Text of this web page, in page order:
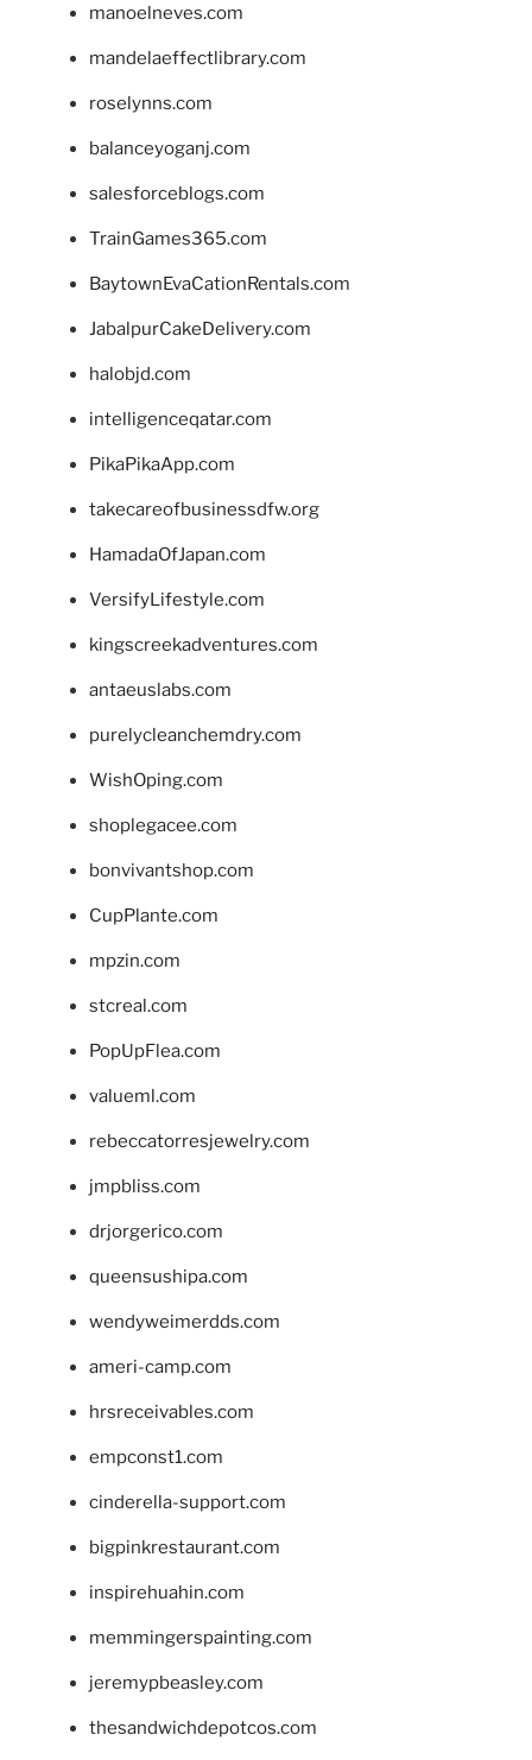
manoelneves.com
mandelaeffectlibrary.com
roselynns.com
balanceyoganj.com
salesforceblogs.com
TrainGames365.com
BaytownEvaCationRentals.com
JabalpurCakeDelivery.com
halobjd.com
intelligenceqatar.com
PikaPikaApp.com
takecareofbusinessdfw.org
HamadaOfJapan.com
VersifyLifestyle.com
kingscreekadventures.com
antaeuslabs.com
purelycleanchemdry.com
WishOping.com
shoplegacee.com
bonvivantshop.com
CupPlante.com
mpzin.com
stcreal.com
PopUpFlea.com
valueml.com
rebeccatorresjewelry.com
jmpbliss.com
drjorgerico.com
queensushipa.com
wendyweimerdds.com
ameri-camp.com
hrsreceivables.com
empconst1.com
cinderella-support.com
bigpinkrestaurant.com
inspirehuahin.com
memmingerspainting.com
jeremypbeasley.com
thesandwichdepotcos.com